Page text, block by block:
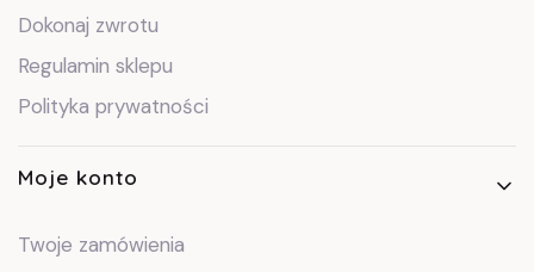
Dokonaj zwrotu
Regulamin sklepu
Polityka prywatności
Moje konto
Twoje zamówienia